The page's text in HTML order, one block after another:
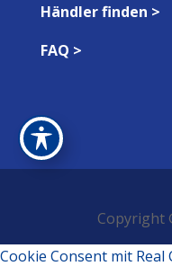
Händler finden >
FAQ >
Copyright
Cookie Consent mit Real